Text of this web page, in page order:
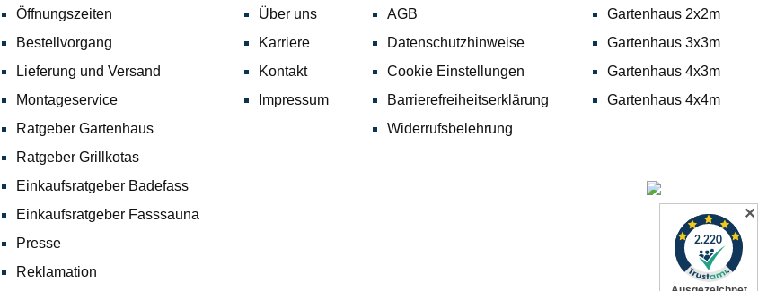
Öffnungszeiten
Bestellvorgang
Lieferung und Versand
Montageservice
Ratgeber Gartenhaus
Ratgeber Grillkotas
Einkaufsratgeber Badefass
Einkaufsratgeber Fasssauna
Presse
Reklamation
Über uns
Karriere
Kontakt
Impressum
AGB
Datenschutzhinweise
Cookie Einstellungen
Barrierefreiheitserklärung
Widerrufsbelehrung
Gartenhaus 2x2m
Gartenhaus 3x3m
Gartenhaus 4x3m
Gartenhaus 4x4m
✕